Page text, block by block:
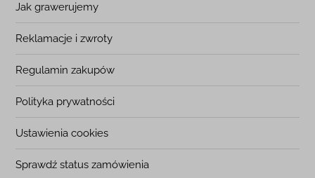
Jak grawerujemy
Reklamacje i zwroty
Regulamin zakupów
Polityka prywatności
Ustawienia cookies
Sprawdź status zamówienia